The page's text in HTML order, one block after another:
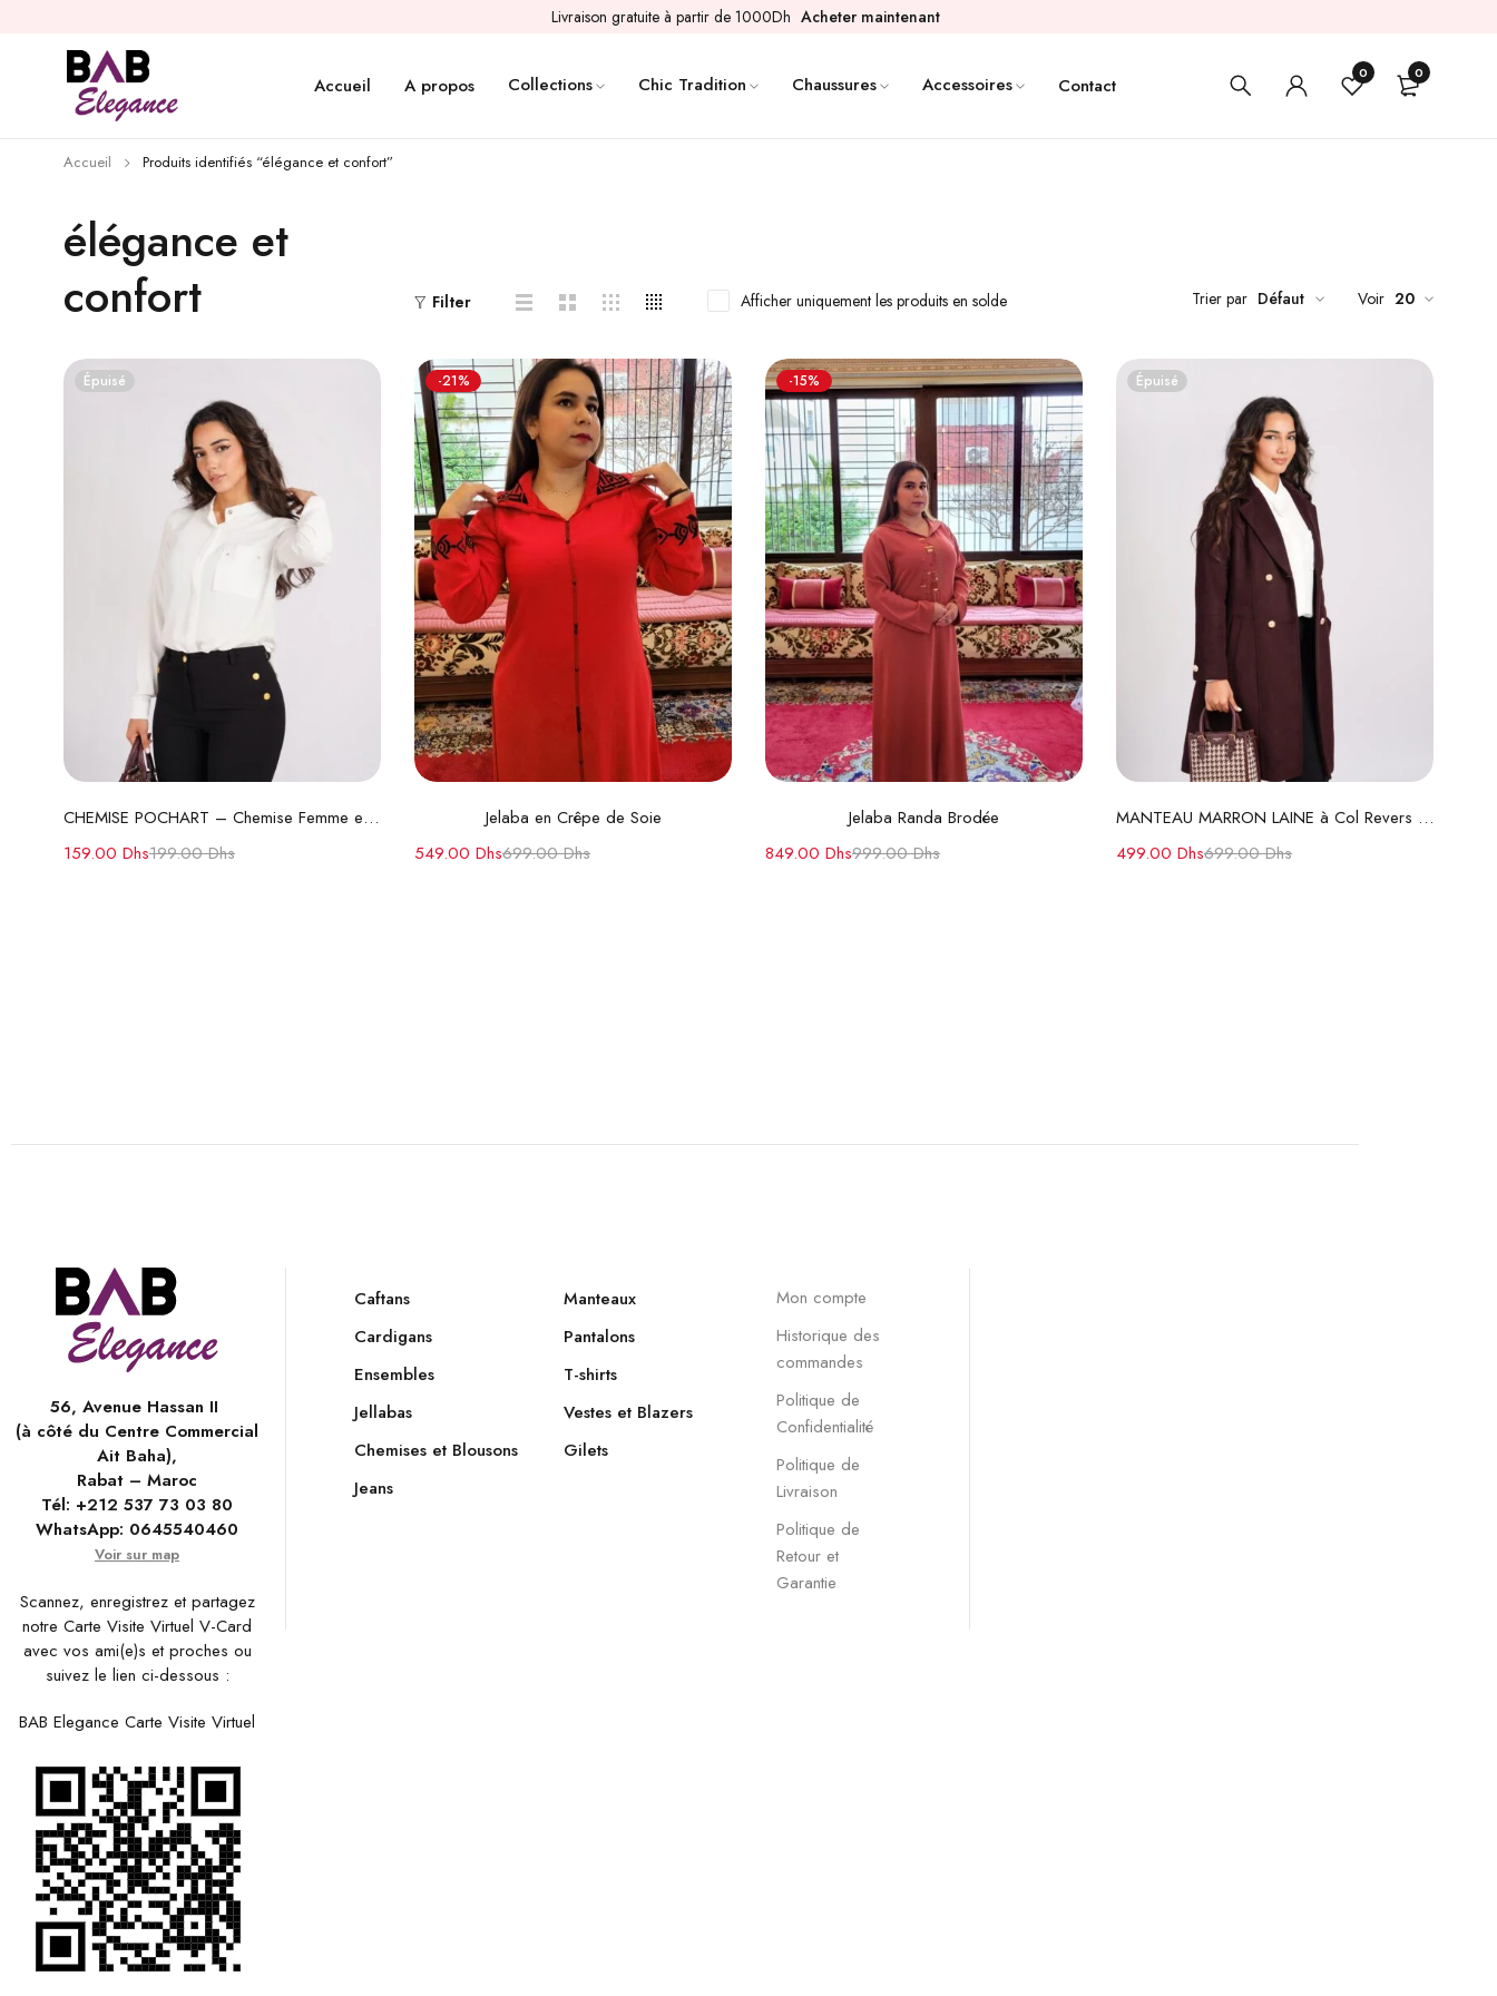
Livraison gratuite à partir de 1000Dh Acheter maintenant
Accueil A propos Collections Chic Tradition Chaussures Accessoires Contact
0 0
élégance et
confort
Accueil Produits identifiés “élégance et confort”
Filter Trier par Défaut
Afficher uniquement les produits en solde Voir 20
Épuisé
Lire la suite
CHEMISE POCHART – Chemise Femme en Crêpe Coton
199.00Dhs
159.00 Dhs
-21%
Choix des options
Jelaba en Crêpe de Soie
699.00Dhs
549.00 Dhs
-15%
Choix des options
Jelaba Randa Brodée
999.00Dhs
849.00 Dhs
Épuisé
Lire la suite
MANTEAU MARRON LAINE à Col Revers et Boutons Dorés
699.00Dhs
499.00 Dhs
56, Avenue Hassan II
(à côté du Centre Commercial
Ait Baha),
Rabat – Maroc
Tél: +212 537 73 03 80
WhatsApp: 0645540460
Voir sur map
Scannez, enregistrez et partagez
notre Carte Visite Virtuel V-Card
avec vos ami(e)s et proches ou
suivez le lien ci-dessous :
BAB Elegance Carte Visite Virtuel
Caftans
Cardigans
Ensembles
Jellabas
Chemises et Blousons
Jeans
Manteaux
Pantalons
T-shirts
Vestes et Blazers
Gilets
Mon compte
Historique des
commandes
Politique de
Confidentialité
Politique de
Livraison
Politique de
Retour et
Garantie